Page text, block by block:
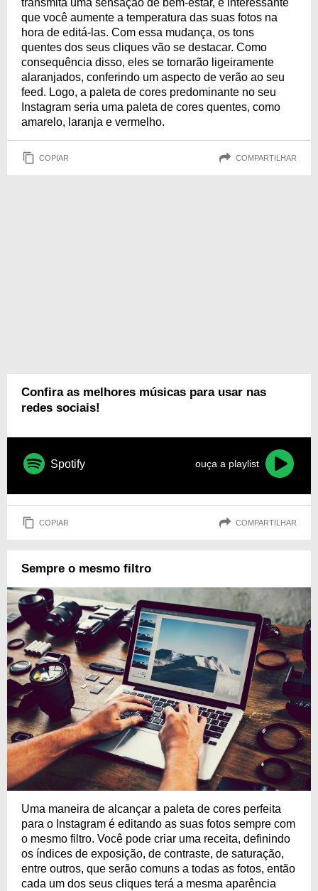
transmita uma sensação de bem-estar, é interessante
que você aumente a temperatura das suas fotos na
hora de editá-las. Com essa mudança, os tons
quentes dos seus cliques vão se destacar. Como
consequência disso, eles se tornarão ligeiramente
alaranjados, conferindo um aspecto de verão ao seu
feed. Logo, a paleta de cores predominante no seu
Instagram seria uma paleta de cores quentes, como
amarelo, laranja e vermelho.
COPIAR COMPARTILHAR
Confira as melhores músicas para usar nas
redes sociais!
Spotify ouça a playlist
COPIAR COMPARTILHAR
Sempre o mesmo filtro
Uma maneira de alcançar a paleta de cores perfeita
para o Instagram é editando as suas fotos sempre com
o mesmo filtro. Você pode criar uma receita, definindo
os índices de exposição, de contraste, de saturação,
entre outros, que serão comuns a todas as fotos, então
cada um dos seus cliques terá a mesma aparência